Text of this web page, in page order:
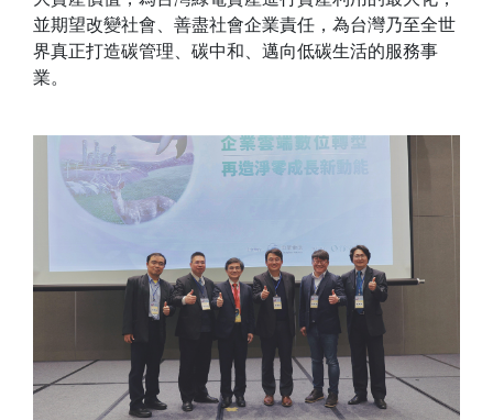
並期望改變社會、善盡社會企業責任，為台灣乃至全世
界真正打造碳管理、碳中和、邁向低碳生活的服務事
業。